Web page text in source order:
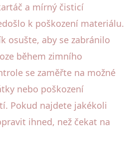
a mírný čisticí
k poškození materiálu.
osušte, aby se zabránilo
během zimního
se zaměřte na možné
nebo poškození
Pokud najdete jakékoli
ihned, než čekat na